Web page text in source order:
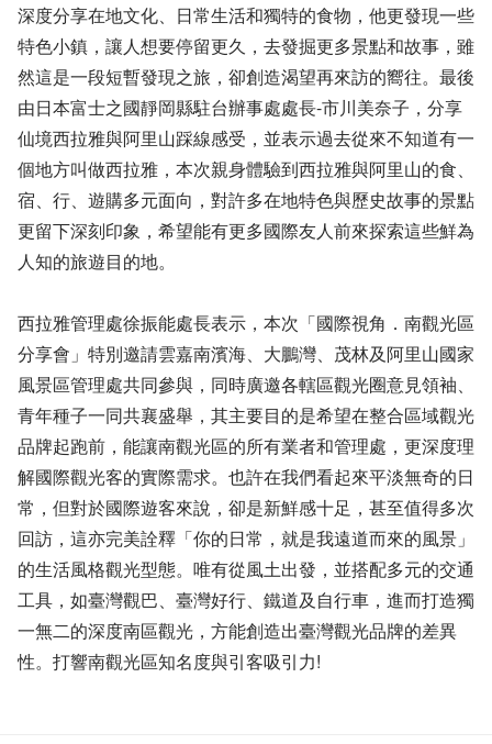
深度分享在地文化、日常生活和獨特的食物，他更發現一些
特色小鎮，讓人想要停留更久，去發掘更多景點和故事，雖
然這是一段短暫發現之旅，卻創造渴望再來訪的嚮往。最後
由日本富士之國靜岡縣駐台辦事處處長-市川美奈子，分享
仙境西拉雅與阿里山踩線感受，並表示過去從來不知道有一
個地方叫做西拉雅，本次親身體驗到西拉雅與阿里山的食、
宿、行、遊購多元面向，對許多在地特色與歷史故事的景點
更留下深刻印象，希望能有更多國際友人前來探索這些鮮為
人知的旅遊目的地。
西拉雅管理處徐振能處長表示，本次「國際視角．南觀光區
分享會」特別邀請雲嘉南濱海、大鵬灣、茂林及阿里山國家
風景區管理處共同參與，同時廣邀各轄區觀光圈意見領袖、
青年種子一同共襄盛舉，其主要目的是希望在整合區域觀光
品牌起跑前，能讓南觀光區的所有業者和管理處，更深度理
解國際觀光客的實際需求。也許在我們看起來平淡無奇的日
常，但對於國際遊客來說，卻是新鮮感十足，甚至值得多次
回訪，這亦完美詮釋「你的日常，就是我遠道而來的風景」
的生活風格觀光型態。唯有從風土出發，並搭配多元的交通
工具，如臺灣觀巴、臺灣好行、鐵道及自行車，進而打造獨
一無二的深度南區觀光，方能創造出臺灣觀光品牌的差異
性。打響南觀光區知名度與引客吸引力!